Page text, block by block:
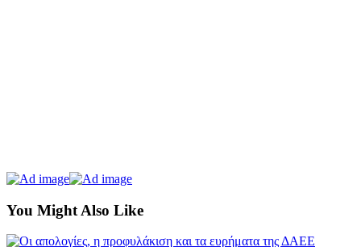
You Might Also Like